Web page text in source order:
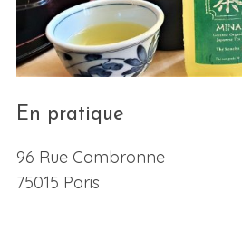
En pratique
96 Rue Cambronne
75015 Paris
h
f
o
r